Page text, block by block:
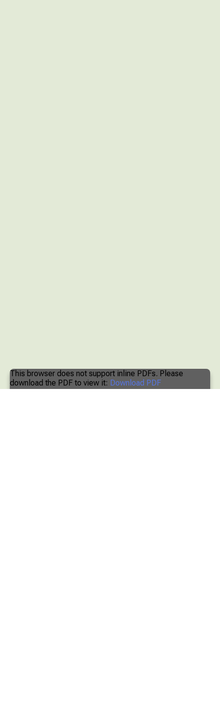
This browser does not support inline PDFs. Please
download the PDF to view it: Download PDF